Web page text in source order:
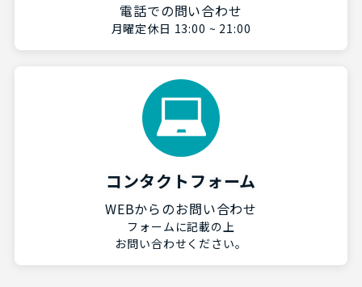
電話での問い合わせ
月曜定休日 13:00 ~ 21:00
コンタクトフォーム
WEBからのお問い合わせ
フォームに記載の上
お問い合わせください。